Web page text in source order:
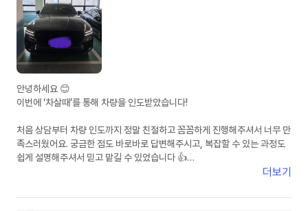
안녕하세요 😊
이번에 ‘차살때’를 통해 차량을 인도받았습니다!
처음 상담부터 차량 인도까지 정말 친절하고 꼼꼼하게 진행해주셔서 너무 만
족스러웠어요. 궁금한 점도 바로바로 답변해주시고, 복잡할 수 있는 과정도
쉽게 설명해주셔서 믿고 맡길 수 있었습니다 👍
행해주셔서 기분 좋게 받을 수 있었어요 🚗✨
더보기